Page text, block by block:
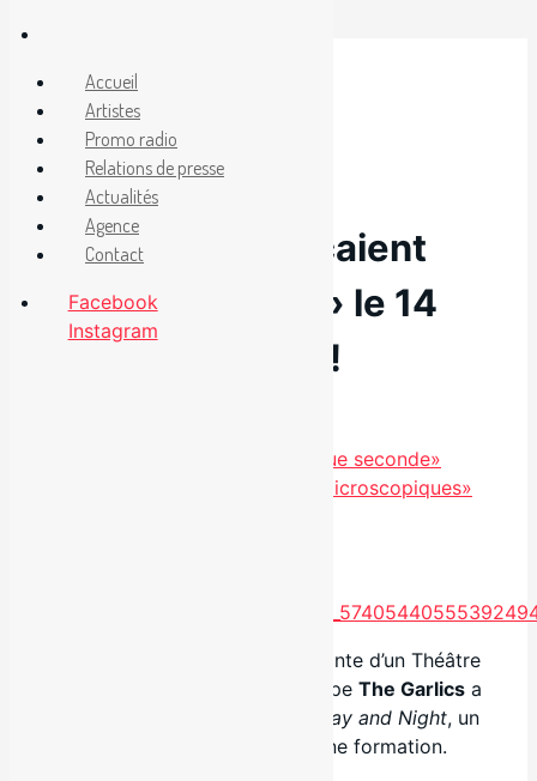
contenu
Facebook
22 octobre 2014
The Garlics lançaient
«Day and Night» le 14
octobre dernier!
Marie-Eve Côté lance «Chaque seconde»
Nouveauté radio : «Amours microscopiques»
C’est dans l’ambiance électrisante d’un Théâtre
Plaza bien remplis que le groupe The Garlics a
Day and Night, un
troisième opus pour la jeune formation.
Accueil
Artistes
Promo radio
Relations de presse
Actualités
Agence
Contact
Facebook
Instagram